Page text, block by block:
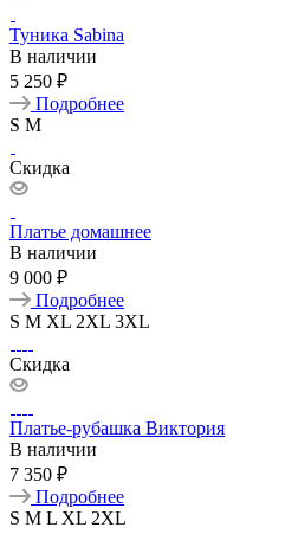
Туника Sabina
В наличии
5 250 ₽
Подробнее
S M
Скидка
Платье домашнее
В наличии
9 000 ₽
Подробнее
S M XL 2XL 3XL
Скидка
Платье-рубашка Виктория
В наличии
7 350 ₽
Подробнее
S M L XL 2XL